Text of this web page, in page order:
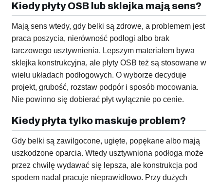
Kiedy płyty OSB lub sklejka mają sens?
Mają sens wtedy, gdy belki są zdrowe, a problemem jest
praca poszycia, nierówność podłogi albo brak
tarczowego usztywnienia. Lepszym materiałem bywa
sklejka konstrukcyjna, ale płyty OSB też są stosowane w
wielu układach podłogowych. O wyborze decyduje
projekt, grubość, rozstaw podpór i sposób mocowania.
Nie powinno się dobierać płyt wyłącznie po cenie.
Kiedy płyta tylko maskuje problem?
Gdy belki są zawilgocone, ugięte, popękane albo mają
uszkodzone oparcia. Wtedy usztywniona podłoga może
przez chwilę wydawać się lepsza, ale konstrukcja pod
spodem nadal pracuje nieprawidłowo. Przy dużych